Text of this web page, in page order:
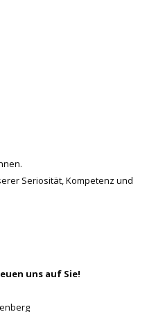
Seriosität, Kompetenz und
uns auf Sie!